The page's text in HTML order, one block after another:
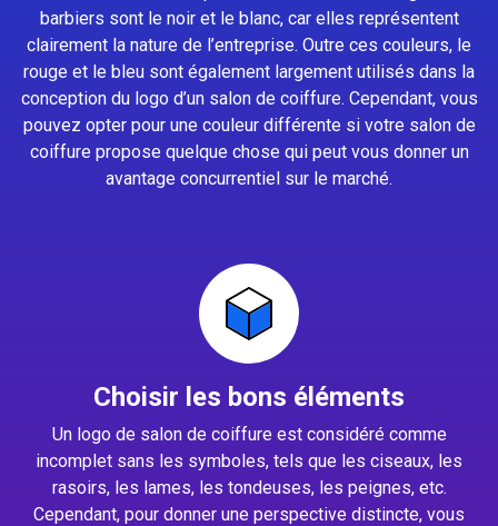
barbiers sont le noir et le blanc, car elles représentent
clairement la nature de l’entreprise. Outre ces couleurs, le
rouge et le bleu sont également largement utilisés dans la
conception du logo d’un salon de coiffure. Cependant, vous
pouvez opter pour une couleur différente si votre salon de
coiffure propose quelque chose qui peut vous donner un
avantage concurrentiel sur le marché.
Choisir les bons éléments
Un logo de salon de coiffure est considéré comme
incomplet sans les symboles, tels que les ciseaux, les
rasoirs, les lames, les tondeuses, les peignes, etc.
Cependant, pour donner une perspective distincte, vous